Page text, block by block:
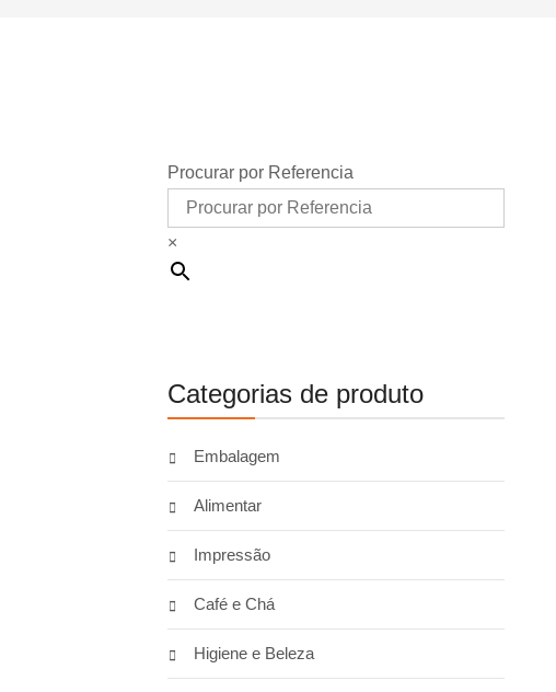
Procurar por Referencia
×
Categorias de produto
Embalagem
Alimentar
Impressão
Café e Chá
Higiene e Beleza